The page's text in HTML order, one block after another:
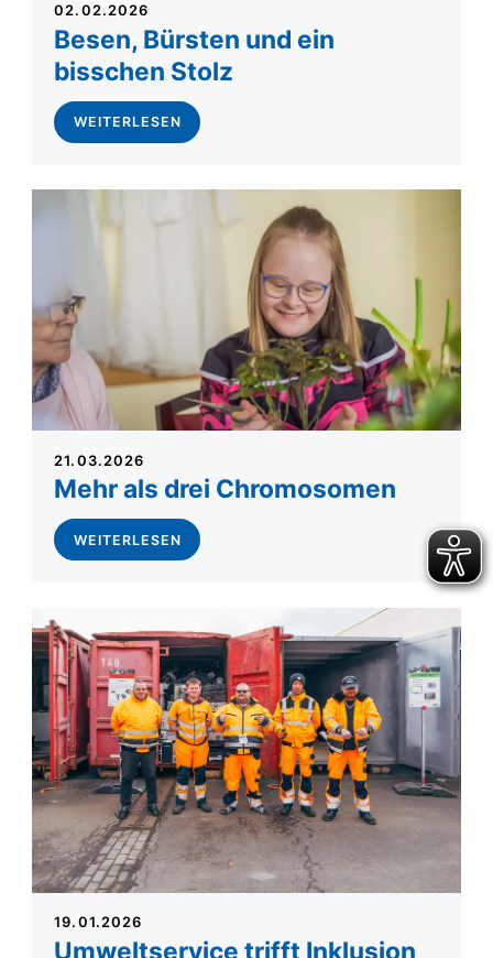
02.02.2026
Besen, Bürsten und ein
bisschen Stolz
WEITERLESEN
21.03.2026
Mehr als drei Chromosomen
WEITERLESEN
19.01.2026
Umweltservice trifft Inklusion